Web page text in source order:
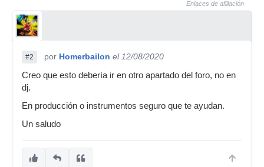
Enlaces de afiliación
#2 por Homerbailon el 12/08/2020
Creo que esto debería ir en otro apartado del foro, no en
dj.
En producción o instrumentos seguro que te ayudan.
Un saludo